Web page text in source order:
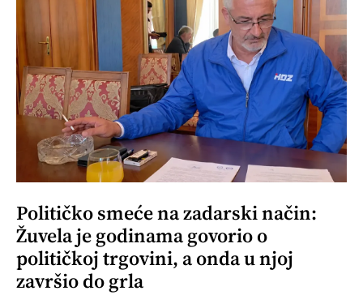
Političko smeće na zadarski način:
Žuvela je godinama govorio o
političkoj trgovini, a onda u njoj
završio do grla